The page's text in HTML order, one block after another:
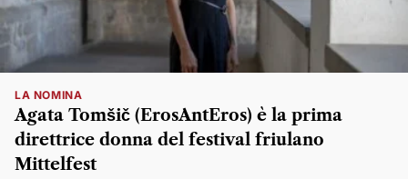
LA NOMINA
Agata Tomšič (ErosAntEros) è la prima
direttrice donna del festival friulano
Mittelfest